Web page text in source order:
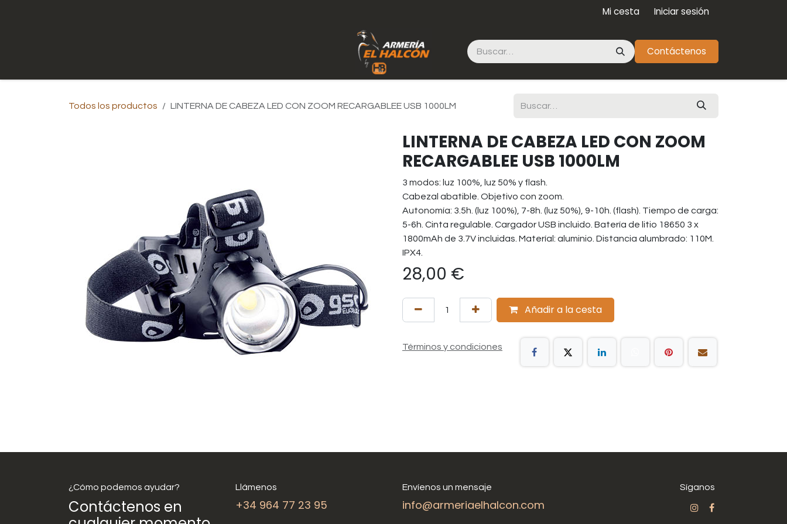
Mi cesta Iniciar sesión
Contáctenos
Todos los productos LINTERNA DE CABEZA LED CON ZOOM RECARGABLEE USB 1000LM
LINTERNA DE CABEZA LED CON ZOOM
RECARGABLEE USB 1000LM
3 modos: luz 100%, luz 50% y flash.
Cabezal abatible. Objetivo con zoom.
Autonomía: 3.5h. (luz 100%), 7-8h. (luz 50%), 9-10h. (flash). Tiempo de carga:
5-6h. Cinta regulable. Cargador USB incluido. Batería de litio 18650 3 x
1800mAh de 3.7V incluidas. Materíal: aluminio. Distancia alumbrado: 110M.
IPX4.
28,00 €
Añadir a la cesta
Términos y condiciones
¿Cómo podemos ayudar?
Contáctenos en
Llámenos
+34 964 77 23 95
Envíenos un mensaje
info@armeriaelhalcon.com
Síganos